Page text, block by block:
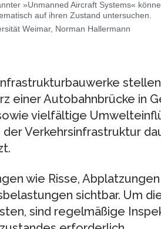
»Unmanned Aircraft Systems«
auf ihren Zustand untersuchen.
Weimar, Norman Hallermann
einer Autobahnbrücke in
vielfältige
der Verkehrsinfrastruktur
wie Risse,
sichtbar. Um
sind regelmäßige